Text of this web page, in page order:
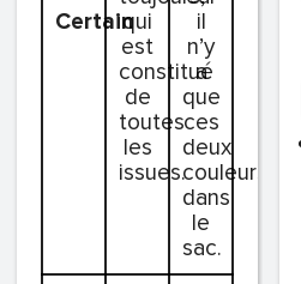
Certainqui
est
constitué
de
toutes
les
issues.
il
n’y
a
que
ces
deux
couleurs
dans
le
sac.